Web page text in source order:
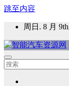
跳至内容
周日. 8 月
智能汽车资源网
智能表面，智能